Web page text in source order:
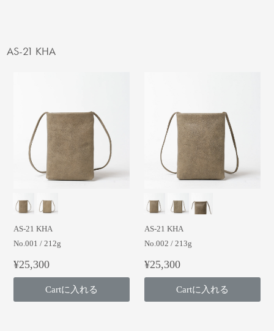
AS-21 KHA
AS-21 KHA
No.001 / 212g
¥25,300
Cartに入れる
AS-21 KHA
No.002 / 213g
¥25,300
Cartに入れる